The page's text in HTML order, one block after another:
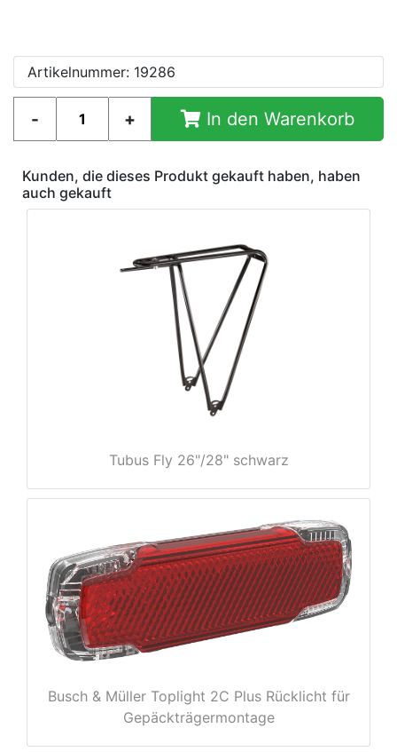
Artikelnummer: 19286
In den Warenkorb
Kunden, die dieses Produkt gekauft haben, haben
auch gekauft
Tubus Fly 26"/28" schwarz
Busch & Müller Toplight 2C Plus Rücklicht für
Gepäckträgermontage